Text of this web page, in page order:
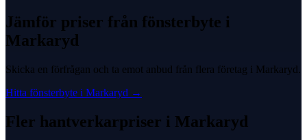
Jämför priser från fönsterbyte i
Markaryd
Skicka en förfrågan och ta emot anbud från flera företag i Markaryd.
Hitta fönsterbyte i Markaryd →
Fler hantverkarpriser i Markaryd